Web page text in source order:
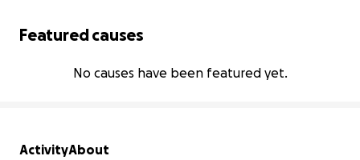
Featured causes
No causes have been featured yet.
ActivityAbout